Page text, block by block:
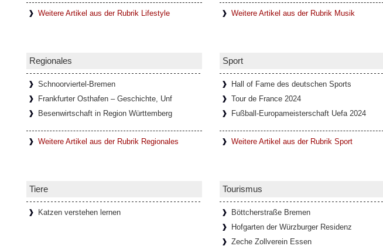
Im Goethe-Haus in Rom läuft eine Ausstellung über die Schriftstellerin Ingeborg
Weitere Artikel aus der Rubrik Lifestyle Weitere Artikel aus der Rubrik Musik
Regionales
Schnoorviertel-Bremen
Frankfurter Osthafen – Geschichte, Unf
Besenwirtschaft in Region Württemberg
Weitere Artikel aus der Rubrik Regionales
Sport
Hall of Fame des deutschen Sports
Tour de France 2024
Fußball-Europameisterschaft Uefa 2024
Weitere Artikel aus der Rubrik Sport
Tiere
Katzen verstehen lernen
Tourismus
Böttcherstraße Bremen
Hofgarten der Würzburger Residenz
Zeche Zollverein Essen